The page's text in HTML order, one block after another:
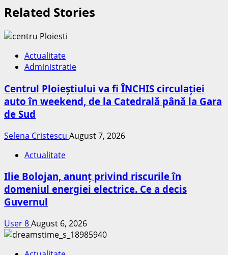
Related Stories
Actualitate
Administratie
Centrul Ploieștiului va fi ÎNCHIS circulației
auto în weekend, de la Catedrală până la Gara
de Sud
Selena Cristescu August 7, 2026
Actualitate
Ilie Bolojan, anunț privind riscurile în
domeniul energiei electrice. Ce a decis
Guvernul
User 8August 6, 2026